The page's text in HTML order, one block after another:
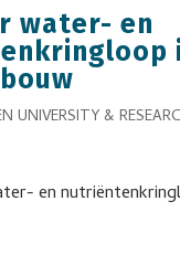
water- en
UNIVERSITY &